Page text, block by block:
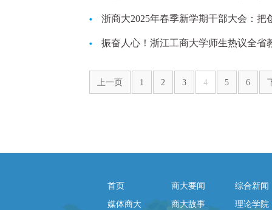
浙商大2025年春季新学期干部大会：
振奋人心！浙江工商大学师生热议全省
上一页 1 2 3 4 5 6
首页 商大要闻
综合新闻
媒体商大
商大故事 理论学院